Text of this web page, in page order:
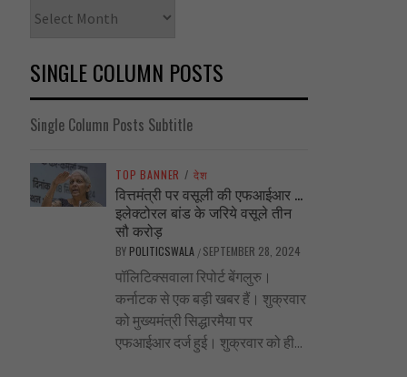
SINGLE COLUMN POSTS
Single Column Posts Subtitle
TOP BANNER / देश
वित्तमंत्री पर वसूली की एफआईआर …
इलेक्टोरल बांड के जरिये वसूले तीन
सौ करोड़
BY POLITICSWALA / SEPTEMBER 28, 2024
पॉलिटिक्सवाला रिपोर्ट बेंगलुरु।
कर्नाटक से एक बड़ी खबर हैं। शुक्रवार
को मुख्यमंत्री सिद्धारमैया पर
एफआईआर दर्ज हुई। शुक्रवार को ही...